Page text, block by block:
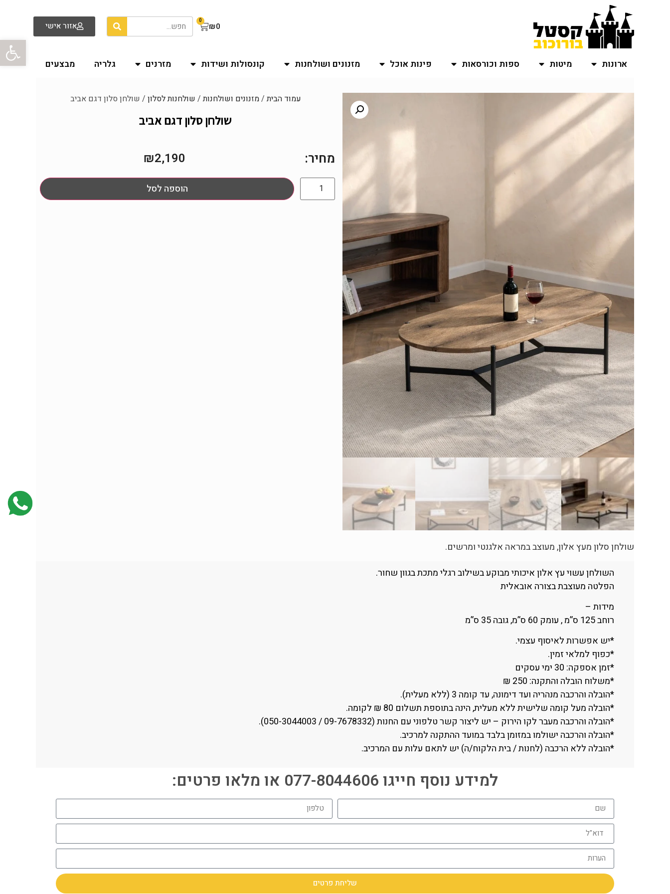
פתח
₪0
0
אזור אישי
ארונות מיטות ספות וכורסאות פינות אוכל מזנונים ושולחנות קונסולות ושידות מזרנים גלריה מבצעים
שולחן סלון מעץ אלון, מעוצב במראה אלגנטי ומרשים.
עמוד הבית/מזנונים ושולחנות/ שולחנות לסלון / שולחן סלון דגם אביב
שולחן סלון דגם אביב
מחיר: ₪2,190
הוספה לסל
השולחן עשוי עץ אלון איכותי מבוקע בשילוב רגלי מתכת בגוון שחור.
הפלטה מעוצבת בצורה אובאלית
מידות –
רוחב 125 ס”מ , עומק 60 ס”מ, גובה 35 ס”מ
*יש אפשרות לאיסוף עצמי.
*כפוף למלאי זמין.
*זמן אספקה: 30 ימי עסקים
*משלוח הובלה והתקנה: 250 ₪
*הובלה והרכבה מנהריה ועד דימונה, עד קומה 3 (ללא מעלית).
*הובלה מעל קומה שלישית ללא מעלית, הינה בתוספת תשלום 80 ₪ לקומה.
*הובלה והרכבה מעבר לקו הירוק – יש ליצור קשר טלפוני עם החנות (09-7678332 / 050-3044003).
*הובלה והרכבה ישולמו במזומן בלבד במועד ההתקנה למרכיב.
*הובלה ללא הרכבה (לחנות / בית הלקוח/ה) יש לתאם עלות עם המרכיב.
למידע נוסף חייגו 077-8044606 או מלאו פרטים:
שליחת פרטים